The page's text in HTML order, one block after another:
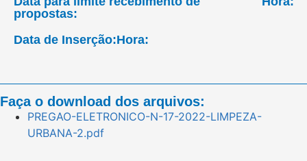
propostas:
Data de Inserção:Hora:
Faça o download dos arquivos:
PREGAO-ELETRONICO-N-17-2022-LIMPEZA-
URBANA-2.pdf